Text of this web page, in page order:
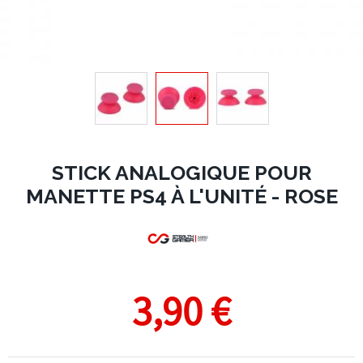
STICK ANALOGIQUE POUR
MANETTE PS4 À L'UNITÉ - ROSE
3,90 €